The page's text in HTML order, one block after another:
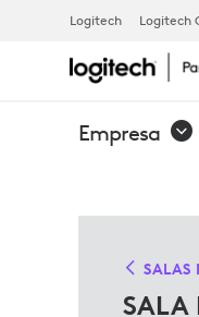
PARA
Logitech Logitech
Empresa
SALAS
SALA